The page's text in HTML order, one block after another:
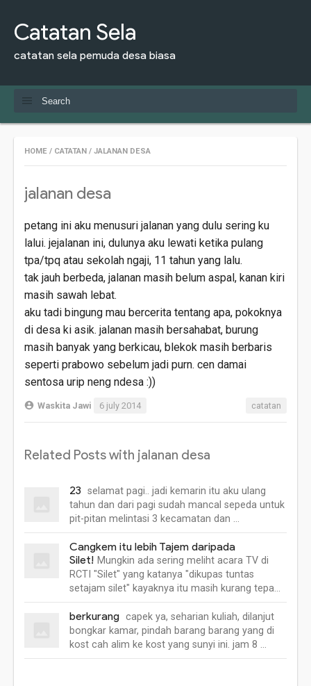
Catatan Sela
catatan sela pemuda desa biasa
HOME / CATATAN / JALANAN DESA
jalanan desa
petang ini aku menusuri jalanan yang dulu sering ku
lalui. jejalanan ini, dulunya aku lewati ketika pulang
tpa/tpq atau sekolah ngaji, 11 tahun yang lalu.
tak jauh berbeda, jalanan masih belum aspal, kanan kiri
masih sawah lebat.
aku tadi bingung mau bercerita tentang apa, pokoknya
di desa ki asik. jalanan masih bersahabat, burung
masih banyak yang berkicau, blekok masih berbaris
seperti prabowo sebelum jadi purn. cen damai
sentosa urip neng ndesa :))
Waskita Jawi 6 july 2014 catatan
Related Posts with jalanan desa
23 selamat pagi.. jadi kemarin itu aku ulang
tahun dan dari pagi sudah mancal sepeda untuk
pit-pitan melintasi 3 kecamatan dan …
Cangkem itu lebih Tajem daripada
Silet! Mungkin ada sering meliht acara TV di
RCTI "Silet" yang katanya "dikupas tuntas
setajam silet" kayaknya itu masih kurang tepa…
berkurang capek ya, seharian kuliah, dilanjut
bongkar kamar, pindah barang barang yang di
kost cah alim ke kost yang sunyi ini. jam 8 …